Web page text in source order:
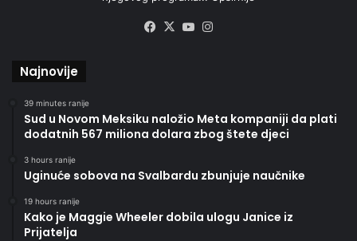
Facebook
X YouTube
Najnovije
39 minutes ranije
Sud u Novom Meksiku naložio Meta kompaniji da plati
dodatnih 567 miliona dolara zbog štete djeci
3 hours ranije
Uginuće sobova na Svalbardu zbunjuje naučnike
19 hours ranije
Kako je Maggie Wheeler dobila ulogu Janice iz
Prijatelja